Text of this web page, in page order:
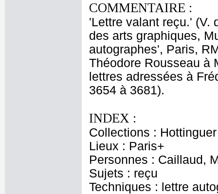
COMMENTAIRE :
'Lettre valant reçu.' (V.
des arts graphiques,
autographes', Paris,
Théodore Rousseau à
lettres adressées à
3654 à 3681).
INDEX :
Collections :
Lieux : Paris+
Personnes : Caillaud,
Sujets : reçu
Techniques : lettre